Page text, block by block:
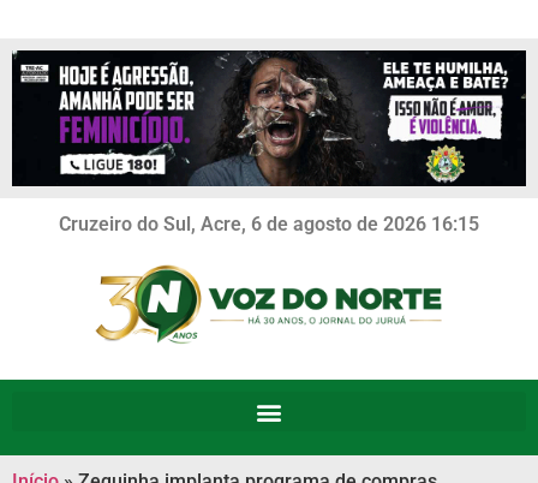
Cruzeiro do Sul, Acre, 6 de agosto de 2026 16:15